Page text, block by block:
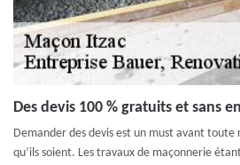
Des devis 100 % gratuits et sans
Demander des devis est un must avant toute
qu’ils soient. Les travaux de maçonnerie